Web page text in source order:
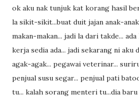
ok aku nak tunjuk kat korang hasil
la sikit-sikit...buat duit jajan anak-
makan-makan... jadi la dari takde...
kerja sedia ada... jadi sekarang ni aku
agak-agak... pegawai veterinar...
penjual susu segar... penjual pati
tu... kalah sorang menteri tu...dia